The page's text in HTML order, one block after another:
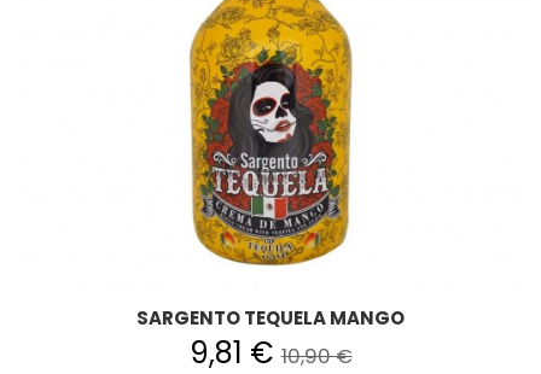
SARGENTO TEQUELA MANGO
9,81 €10,90 €